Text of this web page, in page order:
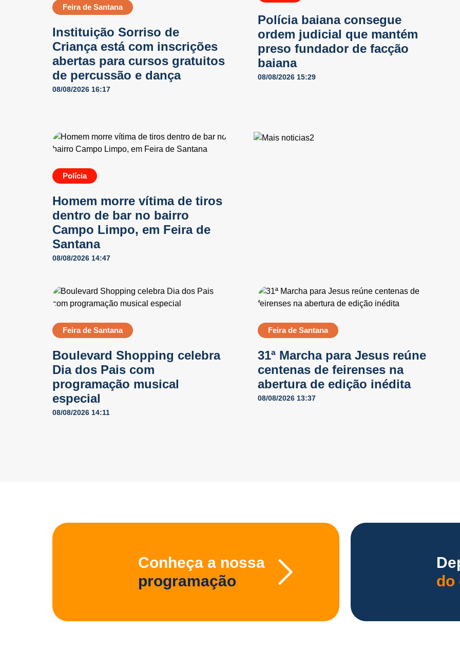
Feira de Santana
Instituição Sorriso de
Criança está com inscrições
abertas para cursos gratuitos
de percussão e dança
08/08/2026 16:17
Polícia baiana consegue
ordem judicial que mantém
preso fundador de facção
baiana
08/08/2026 15:29
Polícia
Homem morre vítima de tiros
dentro de bar no bairro
Campo Limpo, em Feira de
Santana
08/08/2026 14:47
Feira de Santana
Boulevard Shopping celebra
Dia dos Pais com
programação musical
especial
08/08/2026 14:11
Feira de Santana
31ª Marcha para Jesus reúne
centenas de feirenses na
abertura de edição inédita
08/08/2026 13:37
Conheça a nossa
programação
do